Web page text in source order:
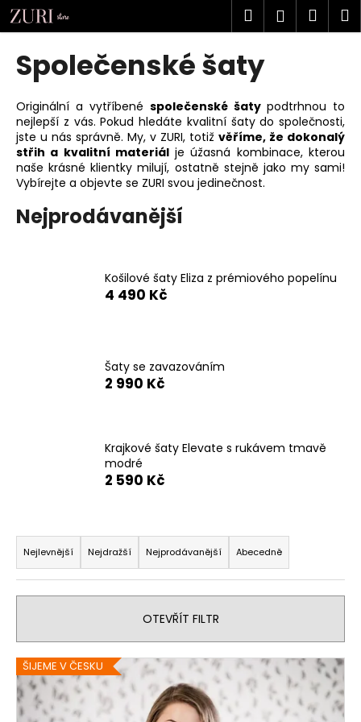
Přejít
na
obsah
Hledat
Společenské šaty
Originální a vytříbené společenské šaty podtrhnou to
nejlepší z vás. Pokud hledáte kvalitní šaty do společnosti,
jste u nás správně. My, v ZURI, totiž věříme, že dokonalý
střih a kvalitní materiálje úžasná kombinace, kterou
naše krásné klientky milují, ostatně stejně jako my sami!
Vybírejte a objevte se ZURI svou jedinečnost.
Nejprodávanější
Košilové šaty Eliza z prémiového popelínu
4 490 Kč
Šaty se zavazováním
2 990 Kč
Krajkové šaty Elevate s rukávem tmavě
modré
2 590 Kč
Ř
a
z
e
í
p
r
o
Nejlevnější Nejdražší Nejprodávanější Abecedně
OTEVŘÍT FILTR
V
ý
p
ŠIJEME V ČESKU
K
o
o
p
o
t
ř
e
HLEDAT
o
p
o
r
u